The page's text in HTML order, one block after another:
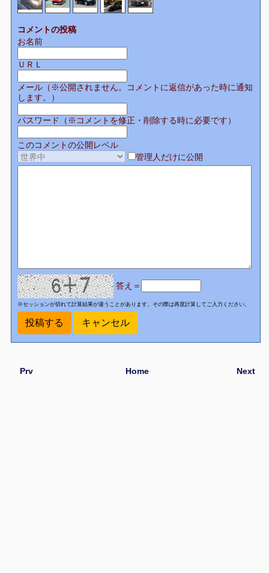
コメントの投稿
お名前
ＵＲＬ
メール（※公開されません。コメントに返信があった時に通知
します。）
パスワード（※コメントを修正・削除する時に必要です）
このコメントの公開レベル
管理人だけに公開
答え＝
※セッションが切れて計算結果が違うことがあります。その際は再度計算してご入力ください。
Prv Next
Home